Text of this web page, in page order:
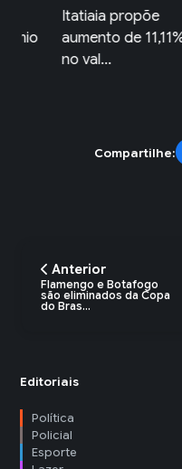
Itatiaia propõe
aumento de 11,11%
no val...
Compartilhe:
Anterior
Flamengo e Botafogo
são eliminados da Copa
do Bras...
Editoriais
Política
Policial
Esporte